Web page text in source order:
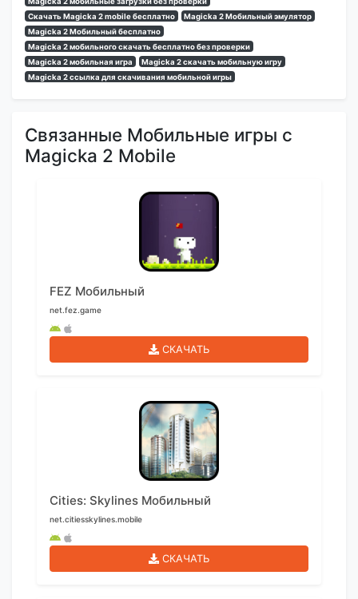
Скачать Magicka 2 mobile бесплатно
Magicka 2 Мобильный эмулятор
Magicka 2 Мобильный бесплатно
Magicka 2 мобильного скачать бесплатно без проверки
Magicka 2 мобильная игра
Magicka 2 скачать мобильную игру
Magicka 2 ссылка для скачивания мобильной игры
Связанные Мобильные игры с
Magicka 2 Mobile
FEZ Мобильный
net.fez.game
СКАЧАТЬ
Cities: Skylines Мобильный
net.citiesskylines.mobile
СКАЧАТЬ